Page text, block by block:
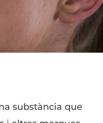
substància que